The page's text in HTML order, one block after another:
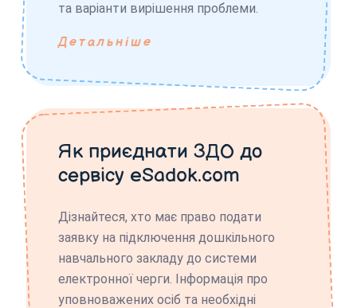
та варіанти вирішення проблеми.
Детальніше
Як приєднати ЗДО до
сервісу eSadok.com
Дізнайтеся, хто має право подати
заявку на підключення дошкільного
навчального закладу до системи
електронної черги. Інформація про
уповноважених осіб та необхідні